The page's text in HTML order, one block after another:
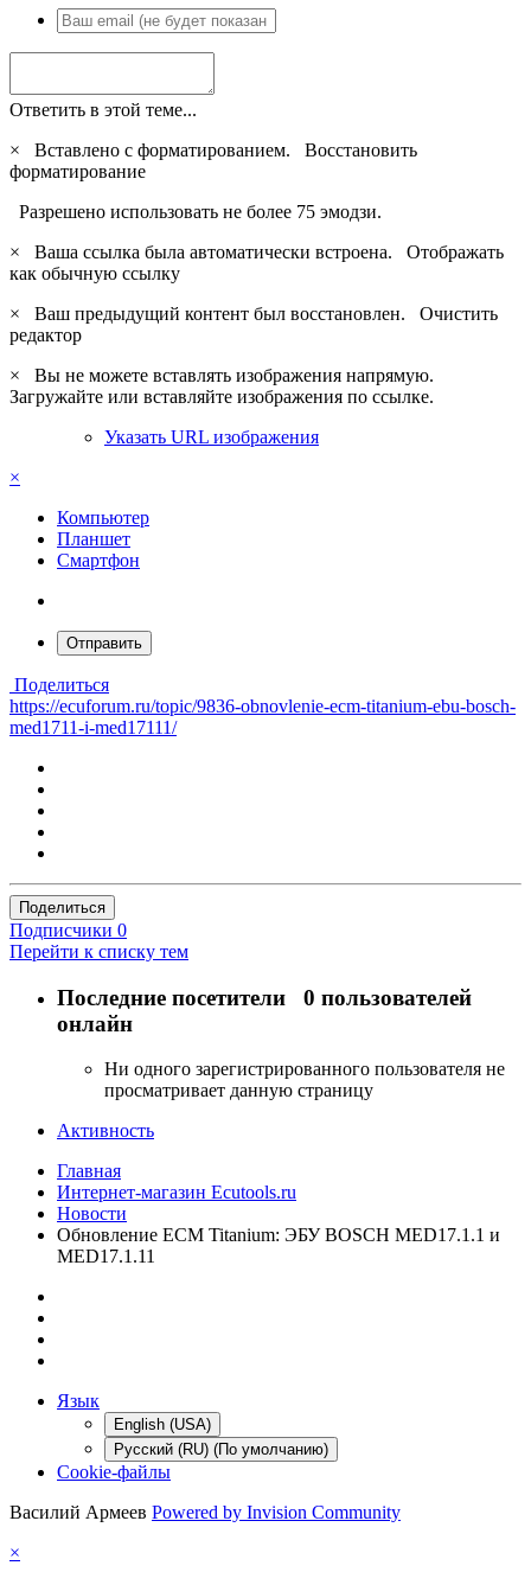
Ответить в этой теме...
×
Вставлено с форматированием. Восстановить
форматирование
Разрешено использовать не более 75 эмодзи.
×
Ваша ссылка была автоматически встроена. Отображать
как обычную ссылку
×
Ваш предыдущий контент был восстановлен. Очистить
редактор
×
Вы не можете вставлять изображения напрямую.
Загружайте или вставляйте изображения по ссылке.
Указать URL изображения
×
Компьютер
Планшет
Смартфон
Отправить
Поделиться
https://ecuforum.ru/topic/9836-obnovlenie-ecm-titanium-ebu-bosch-
med1711-i-med17111/
Поделиться
Подписчики 0
Перейти к списку тем
Последние посетители 0 пользователей
онлайн
Ни одного зарегистрированного пользователя не
просматривает данную страницу
Активность
Главная
Интернет-магазин Ecutools.ru
Новости
Обновление ECM Titanium: ЭБУ BOSCH MED17.1.1 и
MED17.1.11
Язык
English (USA)
Русский (RU) (По умолчанию)
Cookie-файлы
Василий Армеев Powered by Invision Community
×